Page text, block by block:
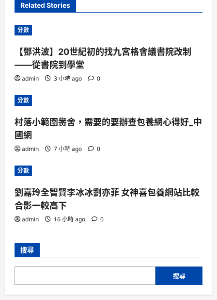
Related Stories
分數
【鄧洪波】20世紀初的找九宮格會議書院改制
——從書院到學堂
admin 3 小時 ago 0
分數
村落小範圍黌舍，需要的要辦查包養網心得好_中
國網
admin 7 小時 ago 0
分數
劉嘉玲全智賢李冰冰劉亦菲 女神喜包養網站比較
合影一較高下
admin 16 小時 ago 0
搜尋
搜尋